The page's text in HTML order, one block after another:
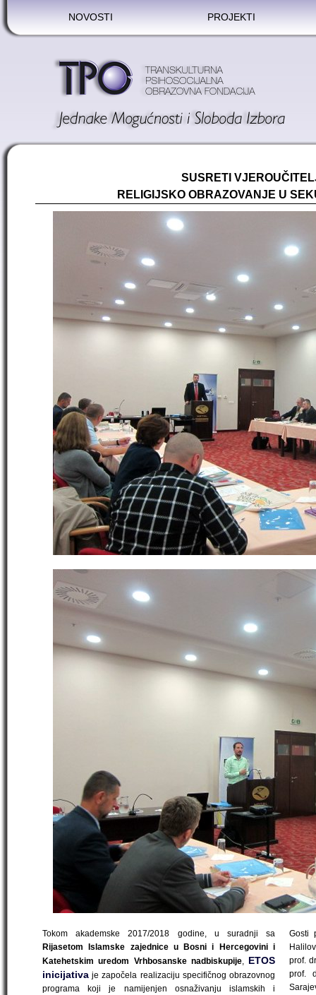
NOVOSTI PROJEKTI
SUSRETI
RELIGIJSKO OBRAZOVANJE U
Tokom akademske 2017/2018 godine, u suradnji sa
Rijasetom Islamske zajednice u Bosni i Hercegovini i
Katehetskim uredom Vrhbosanske nadbiskupije, ETOS
inicijativa je započela realizaciju specifičnog obrazovnog
programa koji je namijenjen osnaživanju islamskih i
Gosti
prof.
prof.